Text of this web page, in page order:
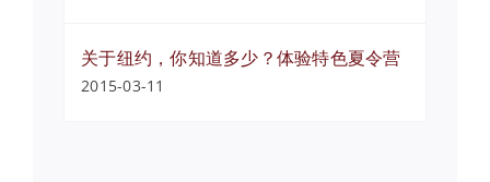
关于纽约，你知道多少？体验特色夏令营
2015-03-11